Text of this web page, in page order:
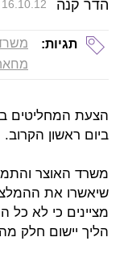
הדר קנה 16.10.12
תגיות:
הצעת המחליטים
ביום ראשון הקרוב.
משרד האוצר
שיאשרו את
מציינים כי לא כל
הליך יישום חלק